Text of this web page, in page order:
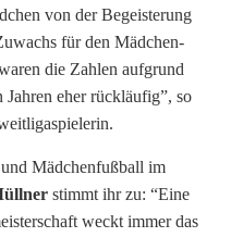
von der Begeisterung
für den Mädchen-
die Zahlen aufgrund
eher rückläufig”, so
Mädchenfußball im
stimmt ihr zu: “Eine
weckt immer das